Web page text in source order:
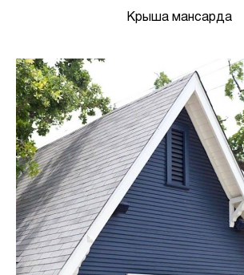
Крыша мансарда